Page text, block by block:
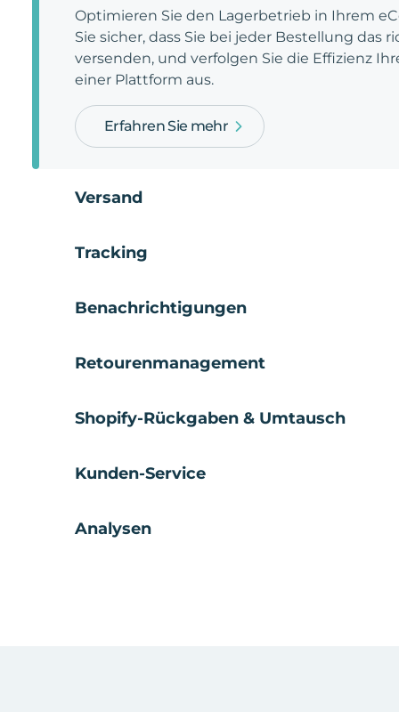
Optimieren Sie den Lagerbetrieb in Ihrem
Sie sicher, dass Sie bei jeder Bestellung das
versenden, und verfolgen Sie die Effizienz
einer Plattform aus.
Erfahren Sie mehr
Versand
Tracking
Benachrichtigungen
Retourenmanagement
Shopify-Rückgaben & Umtausch
Kunden-Service
Analysen